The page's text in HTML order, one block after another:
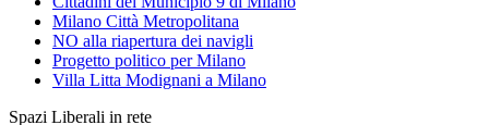
Milano Città Metropolitana
NO alla riapertura dei navigli
Progetto politico per Milano
Villa Litta Modignani a Milano
Spazi Liberali in rete